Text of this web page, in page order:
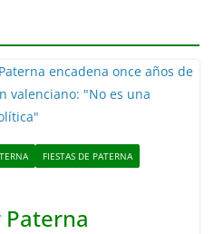
FIESTAS DE PATERNA